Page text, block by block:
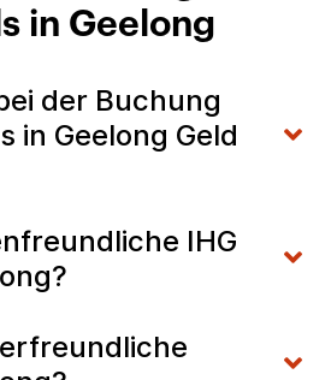
in Geelong
der Buchung
in Geelong Geld
IHG